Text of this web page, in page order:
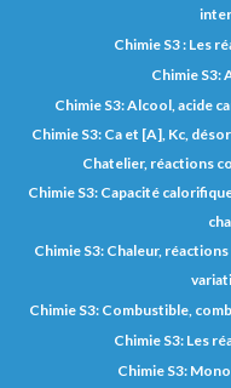
Chimie S3 : Les
Chimie S3:
Chimie S3: Alcool, acide
Chimie S3: Ca et [A], Kc,
Chatelier, réactions
Chimie S3: Capacité
Chimie S3: Chaleur,
Chimie S3: Combustible,
Chimie S3: Les
Chimie S3: